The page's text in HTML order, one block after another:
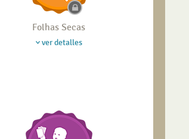
Folhas Secas
ver detalles